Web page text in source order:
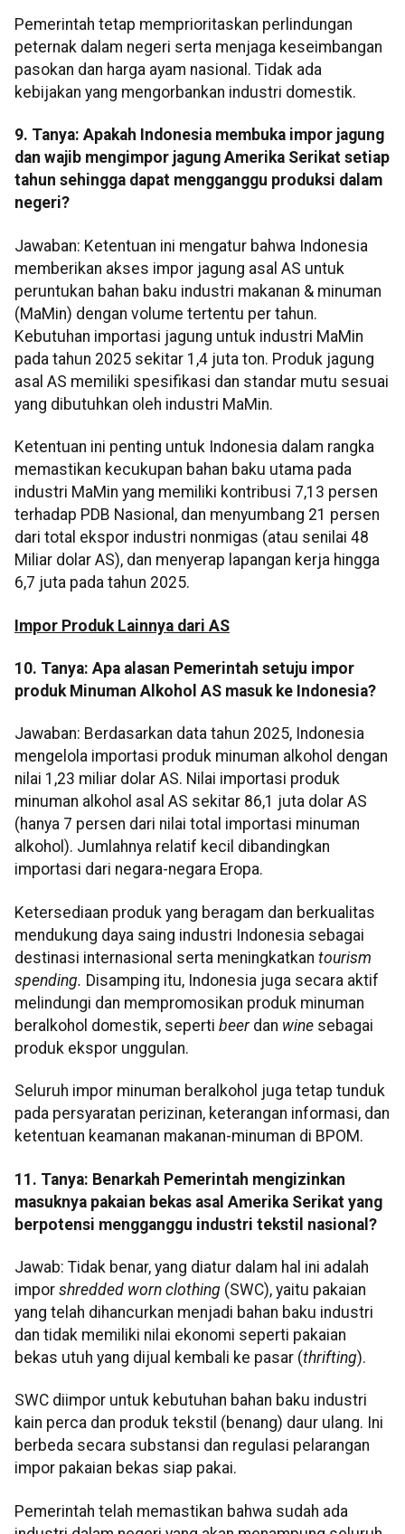
Pemerintah tetap memprioritaskan perlindungan
peternak dalam negeri serta menjaga keseimbangan
pasokan dan harga ayam nasional. Tidak ada
kebijakan yang mengorbankan industri domestik.
9. Tanya: Apakah Indonesia membuka impor jagung
dan wajib mengimpor jagung Amerika Serikat setiap
tahun sehingga dapat mengganggu produksi dalam
negeri?
Jawaban: Ketentuan ini mengatur bahwa Indonesia
memberikan akses impor jagung asal AS untuk
peruntukan bahan baku industri makanan & minuman
(MaMin) dengan volume tertentu per tahun.
Kebutuhan importasi jagung untuk industri MaMin
pada tahun 2025 sekitar 1,4 juta ton. Produk jagung
asal AS memiliki spesifikasi dan standar mutu sesuai
yang dibutuhkan oleh industri MaMin.
Ketentuan ini penting untuk Indonesia dalam rangka
memastikan kecukupan bahan baku utama pada
industri MaMin yang memiliki kontribusi 7,13 persen
terhadap PDB Nasional, dan menyumbang 21 persen
dari total ekspor industri nonmigas (atau senilai 48
Miliar dolar AS), dan menyerap lapangan kerja hingga
6,7 juta pada tahun 2025.
Impor Produk Lainnya dari AS
10. Tanya: Apa alasan Pemerintah setuju impor
produk Minuman Alkohol AS masuk ke Indonesia?
Jawaban: Berdasarkan data tahun 2025, Indonesia
mengelola importasi produk minuman alkohol dengan
nilai 1,23 miliar dolar AS. Nilai importasi produk
minuman alkohol asal AS sekitar 86,1 juta dolar AS
(hanya 7 persen dari nilai total importasi minuman
alkohol). Jumlahnya relatif kecil dibandingkan
importasi dari negara-negara Eropa.
Ketersediaan produk yang beragam dan berkualitas
mendukung daya saing industri Indonesia sebagai
destinasi internasional serta meningkatkan tourism
spending. Disamping itu, Indonesia juga secara aktif
melindungi dan mempromosikan produk minuman
beralkohol domestik, seperti beer dan wine sebagai
produk ekspor unggulan.
Seluruh impor minuman beralkohol juga tetap tunduk
pada persyaratan perizinan, keterangan informasi, dan
ketentuan keamanan makanan-minuman di BPOM.
11. Tanya: Benarkah Pemerintah mengizinkan
masuknya pakaian bekas asal Amerika Serikat yang
berpotensi mengganggu industri tekstil nasional?
Jawab: Tidak benar, yang diatur dalam hal ini adalah
impor shredded worn clothing (SWC), yaitu pakaian
yang telah dihancurkan menjadi bahan baku industri
dan tidak memiliki nilai ekonomi seperti pakaian
bekas utuh yang dijual kembali ke pasar (thrifting).
SWC diimpor untuk kebutuhan bahan baku industri
kain perca dan produk tekstil (benang) daur ulang. Ini
berbeda secara substansi dan regulasi pelarangan
impor pakaian bekas siap pakai.
Pemerintah telah memastikan bahwa sudah ada